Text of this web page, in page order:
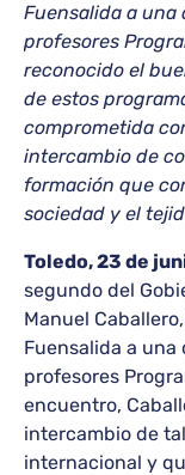
Fuensalida a
profesores
reconocido el
de estos
comprometida
intercambio de
formación que
sociedad y el
Toledo, 23 de
segundo del
Manuel
Fuensalida a
profesores
encuentro,
intercambio de
internacional y